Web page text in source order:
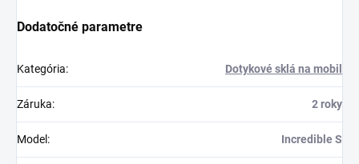
Dodatočné parametre
Kategória: Dotykové sklá na mobil
Záruka: 2 roky
Model : Incredible S